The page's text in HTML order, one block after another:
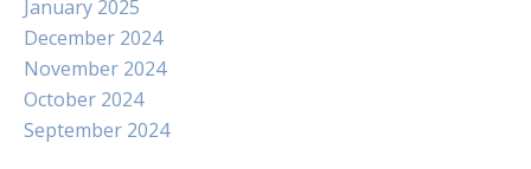
January 2025
December 2024
November 2024
October 2024
September 2024